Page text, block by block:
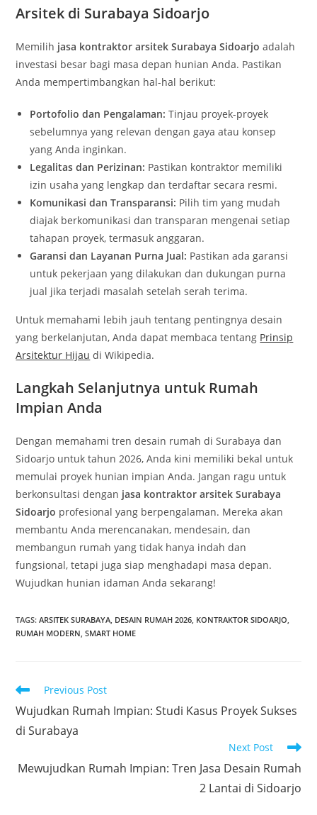
Arsitek di Surabaya Sidoarjo
Memilih jasa kontraktor arsitek Surabaya Sidoarjo adalah
investasi besar bagi masa depan hunian Anda. Pastikan
Anda mempertimbangkan hal-hal berikut:
Portofolio dan Pengalaman: Tinjau proyek-proyek
sebelumnya yang relevan dengan gaya atau konsep
yang Anda inginkan.
Legalitas dan Perizinan: Pastikan kontraktor memiliki
izin usaha yang lengkap dan terdaftar secara resmi.
Komunikasi dan Transparansi: Pilih tim yang mudah
diajak berkomunikasi dan transparan mengenai setiap
tahapan proyek, termasuk anggaran.
Garansi dan Layanan Purna Jual: Pastikan ada garansi
untuk pekerjaan yang dilakukan dan dukungan purna
jual jika terjadi masalah setelah serah terima.
Untuk memahami lebih jauh tentang pentingnya desain
yang berkelanjutan, Anda dapat membaca tentang Prinsip
Arsitektur Hijau di Wikipedia.
Langkah Selanjutnya untuk Rumah
Impian Anda
Dengan memahami tren desain rumah di Surabaya dan
Sidoarjo untuk tahun 2026, Anda kini memiliki bekal untuk
memulai proyek hunian impian Anda. Jangan ragu untuk
berkonsultasi dengan jasa kontraktor arsitek Surabaya
Sidoarjo profesional yang berpengalaman. Mereka akan
membantu Anda merencanakan, mendesain, dan
membangun rumah yang tidak hanya indah dan
fungsional, tetapi juga siap menghadapi masa depan.
Wujudkan hunian idaman Anda sekarang!
TAGS:ARSITEK SURABAYA DESAIN RUMAH 2026 KONTRAKTOR SIDOARJO
RUMAH MODERN SMART HOME
Read
articles
Previous Post
Wujudkan Rumah Impian: Studi Kasus Proyek Sukses
di Surabaya
Next Post
Mewujudkan Rumah Impian: Tren Jasa Desain Rumah
2 Lantai di Sidoarjo